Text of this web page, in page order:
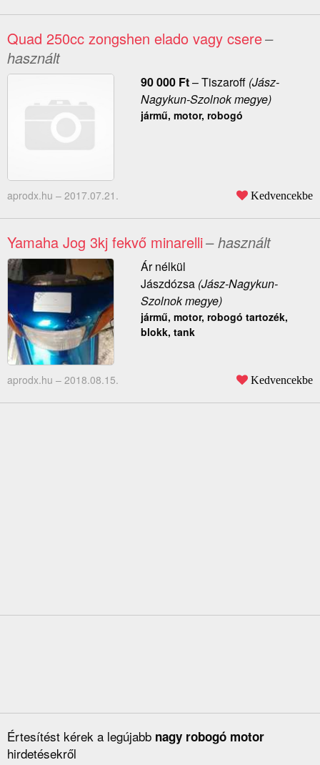
Quad 250cc zongshen elado vagy csere–
használt
90 000 Ft–Tiszaroff(Jász-
Nagykun-Szolnok megye)
jármű, motor, robogó
aprodx.hu – 2017.07.21. Kedvencekbe
Yamaha Jog 3kj fekvő minarelli– használt
Ár nélkül
Jászdózsa(Jász-Nagykun-
Szolnok megye)
jármű, motor, robogó tartozék,
blokk, tank
aprodx.hu – 2018.08.15. Kedvencekbe
Értesítést kérek a legújabb nagy robogó motor
hirdetésekről